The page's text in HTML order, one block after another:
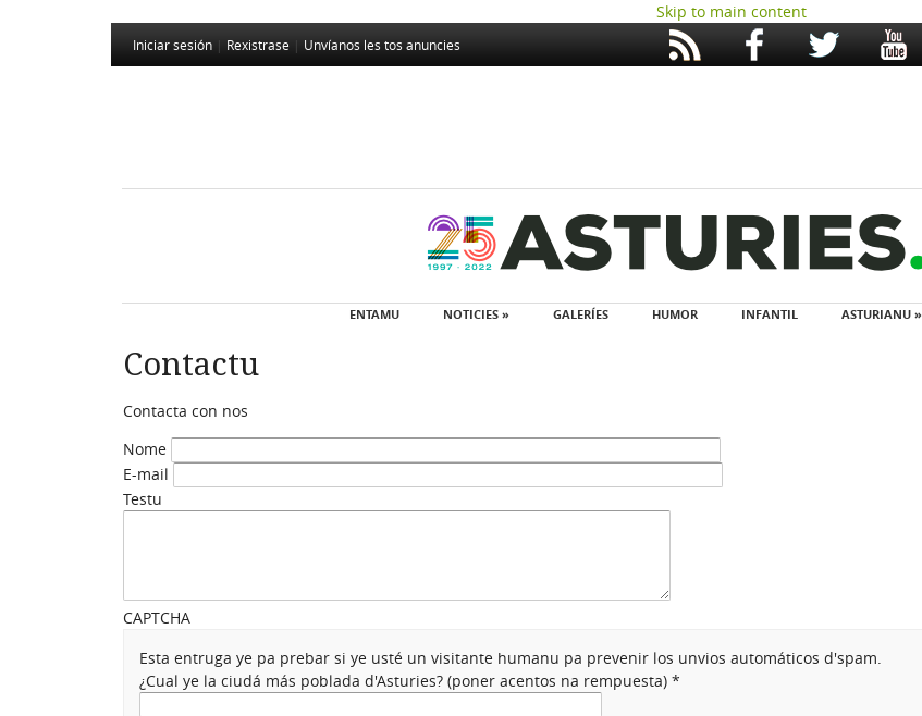
Skip to main content
Iniciar sesión Rexistrase Unvíanos les tos anuncies
ENTAMU NOTICIES » GALERÍES HUMOR INFANTIL ASTURIANU »
Contactu
Contacta con nos
Nome
E-mail
Testu
CAPTCHA
Esta entruga ye pa prebar si ye usté un visitante humanu pa prevenir los unvios automáticos d'spam.
¿Cual ye la ciudá más poblada d'Asturies? (poner acentos na rempuesta)*